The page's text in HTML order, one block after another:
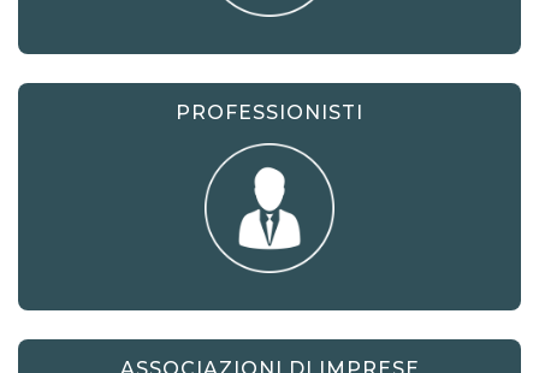
promozione delle vendite quali
offerte 3x2 e omaggi).
Digitalizzazione dell’impresa:
diffusione delle informazioni
all’interno e all’esterno
PROFESSIONISTI